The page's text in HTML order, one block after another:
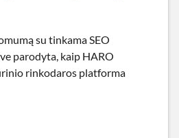
su tinkama SEO
parodyta, kaip HARO
rinkodaros platforma